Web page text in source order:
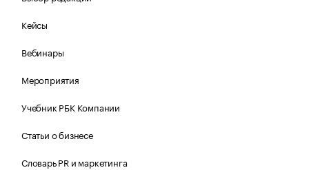
Кейсы
Вебинары
Мероприятия
Учебник РБК Компании
Статьи о бизнесе
Словарь PR и маркетинга